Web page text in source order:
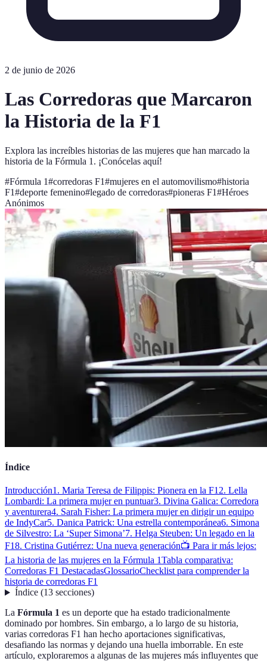
2 de junio de 2026
Las Corredoras que Marcaron
la Historia de la F1
Explora las increíbles historias de las mujeres que han marcado la
historia de la Fórmula 1. ¡Conócelas aquí!
#Fórmula 1#corredoras F1#mujeres en el automovilismo#historia
F1#deporte femenino#legado de corredoras#pioneras F1#Héroes
Anónimos
Índice
Introducción1. Maria Teresa de Filippis: Pionera en la F12. Lella
Lombardi: La primera mujer en puntuar3. Divina Galica: Corredora
y aventurera4. Sarah Fisher: La primera mujer en dirigir un equipo
de IndyCar5. Danica Patrick: Una estrella contemporánea6. Simona
de Silvestro: La ‘Super Simona’7. Helga Steuben: Un legado en la
F18. Cristina Gutiérrez: Una nueva generación📺 Para ir más lejos:
La historia de las mujeres en la Fórmula 1Tabla comparativa:
Corredoras F1 DestacadasGlossarioChecklist para comprender la
historia de corredoras F1
Índice(13 secciones)
La Fórmula 1 es un deporte que ha estado tradicionalmente
dominado por hombres. Sin embargo, a lo largo de su historia,
varias corredoras F1 han hecho aportaciones significativas,
desafiando las normas y dejando una huella imborrable. En este
artículo, exploraremos a algunas de las mujeres más influyentes que